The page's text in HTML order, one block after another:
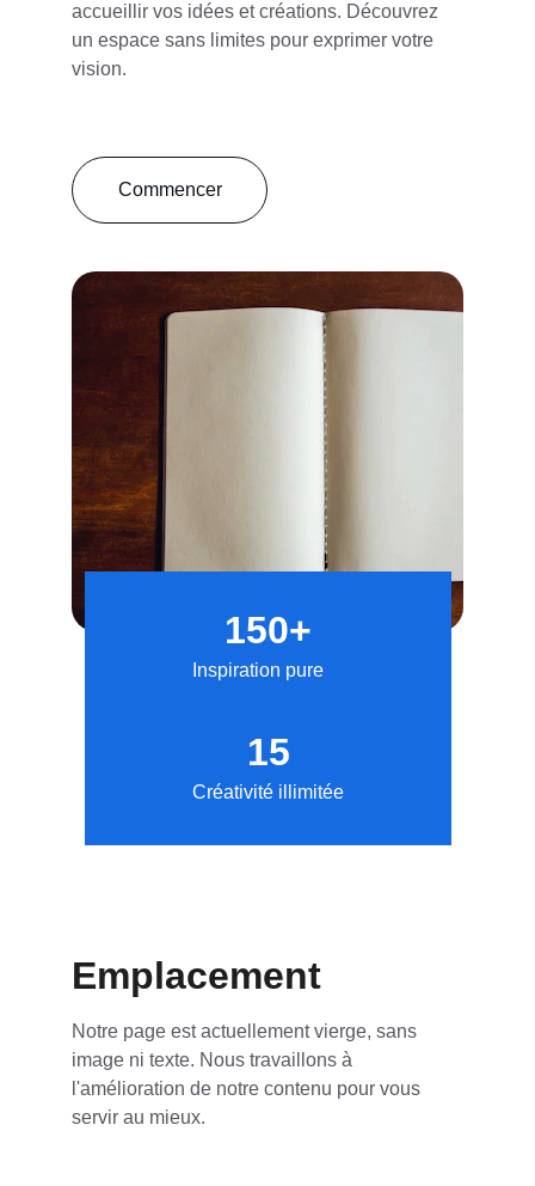
accueillir vos idées et créations. Découvrez
un espace sans limites pour exprimer votre
vision.
150+
15
Créativité illimitée
Inspiration pure
Commencer
Emplacement
Notre page est actuellement vierge, sans
image ni texte. Nous travaillons à
l'amélioration de notre contenu pour vous
servir au mieux.